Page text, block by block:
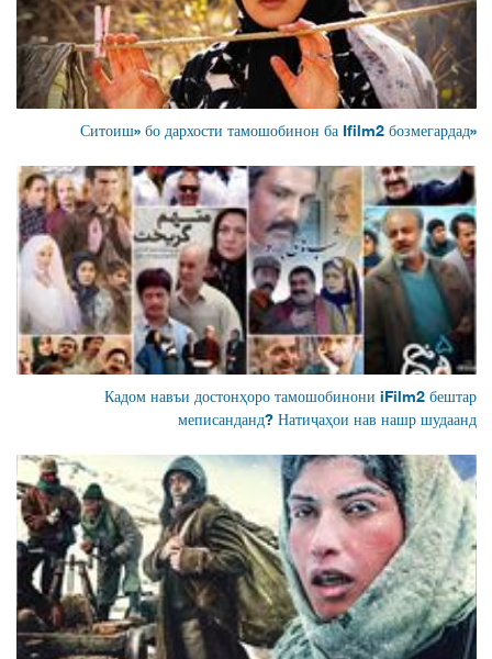
«Ситоиш» бо дархости тамошобинон ба Ifilm2 бозмегардад
Кадом навъи достонҳоро тамошобинони iFilm2 бештар
меписанданд? Натиҷаҳои нав нашр шудаанд